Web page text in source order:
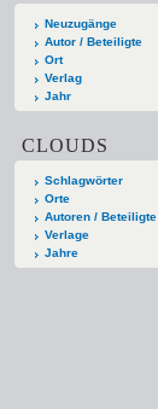
Neuzugänge
Autor / Beteiligte
Ort
Verlag
Jahr
CLOUDS
Schlagwörter
Orte
Autoren / Beteiligte
Verlage
Jahre